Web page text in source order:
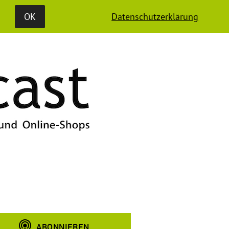
MEDIADATEN
OK Datenschutzerklärung